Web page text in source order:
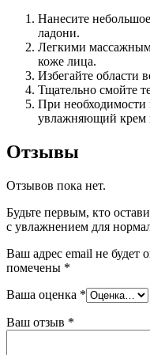
Нанесите
ладони.
Легкими
коже лица.
Избегайте области
Тщательно смойте
При необходимости
увлажняющий крем
Отзывы
Отзывов пока нет.
Будьте первым, кто
с увлажнением для
Ваш адрес email не будет
помечены *
Ваша оценка *
Ваш отзыв *